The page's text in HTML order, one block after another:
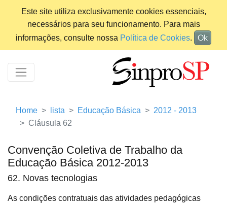
Este site utiliza exclusivamente cookies essenciais,
necessários para seu funcionamento. Para mais
informações, consulte nossa Política de Cookies. Ok
Home lista Educação Básica
2012 - 2013
Cláusula 62
Convenção Coletiva de Trabalho da
Educação Básica 2012-2013
62. Novas tecnologias
As condições contratuais das atividades pedagógicas